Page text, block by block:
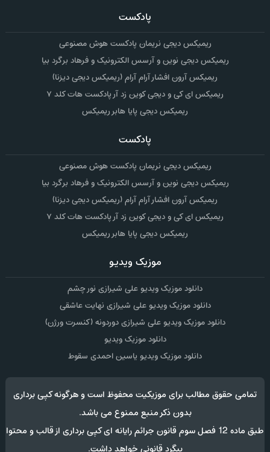
پادکست
ریمیکس دیجی نریمان پادکست هوش مصنوعی
ریمیکس دیجی نوین و آرسس الکترونیک و فرهاد برگرد بیا
ریمیکس آرون افشار آرام آرام (ریمیکس دیجی دیزنا)
ریمیکس ای کی و دیجی کوین زد آر پادکست هات کلد ۷
ریمیکس دیجی پایا هابر ریمیکس
پادکست
ریمیکس دیجی نریمان پادکست هوش مصنوعی
ریمیکس دیجی نوین و آرسس الکترونیک و فرهاد برگرد بیا
ریمیکس آرون افشار آرام آرام (ریمیکس دیجی دیزنا)
ریمیکس ای کی و دیجی کوین زد آر پادکست هات کلد ۷
ریمیکس دیجی پایا هابر ریمیکس
موزیک ویدیو
دانلود موزیک ویدیو علی شیرازی نور چشم
دانلود موزیک ویدیو علی شیرازی نهایت عاشقی
دانلود موزیک ویدیو علی شیرازی دوردونه (کنسرت ورژن)
دانلود موزیک ویدیو
دانلود موزیک ویدیو یاسین احمدی سقوط
تمامی حقوق مطالب برای موزیکیت محفوظ است و هرگونه کپی برداری
بدون ذکر منبع ممنوع می باشد.
طبق ماده 12 فصل سوم قانون جرائم رایانه ای کپی برداری از قالب و محتوا